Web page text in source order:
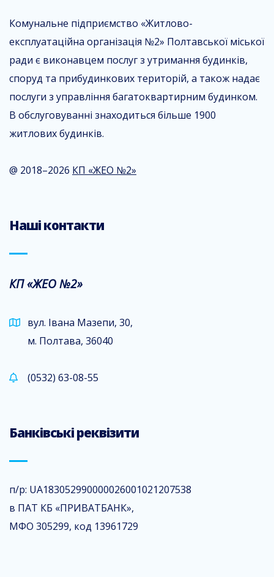
Комунальне підприємство «Житлово-
експлуатаційна організація №2» Полтавської міської
ради є виконавцем послуг з утримання будинків,
споруд та прибудинкових територій, а також надає
послуги з управління багатоквартирним будинком.
В обслуговуванні знаходиться більше 1900
житлових будинків.
@ 2018–2026 КП «ЖЕО №2»
Наші контакти
КП «ЖЕО №2»
вул. Івана Мазепи, 30,
м. Полтава, 36040
(0532) 63-08-55
Банківські реквізити
п/р: UA183052990000026001021207538
в ПАТ КБ «ПРИВАТБАНК»,
МФО 305299, код 13961729